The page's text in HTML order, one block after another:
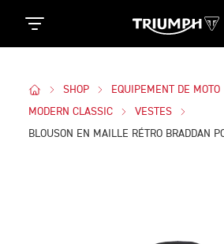
SHOP
EQUIPEMENT DE MOTO
MODERN CLASSIC
VESTES
BLOUSON EN MAILLE RÉTRO BRADDAN